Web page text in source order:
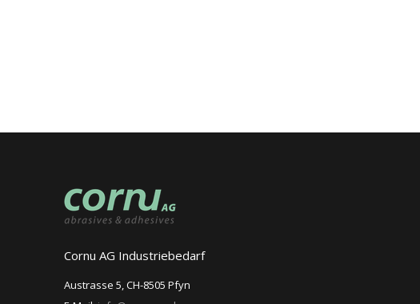
Cornu AG Industriebedarf
Austrasse 5, CH-8505 Pfyn